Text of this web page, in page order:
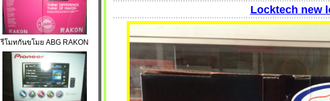
รีโมทกันขโมย ABG RAKON
Locktech new